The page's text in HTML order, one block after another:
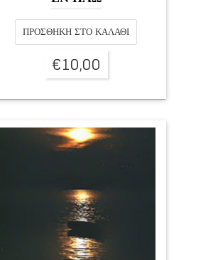
ΠΡΟΣΘΉΚΗ ΣΤΟ ΚΑΛΆΘΙ
€10,00